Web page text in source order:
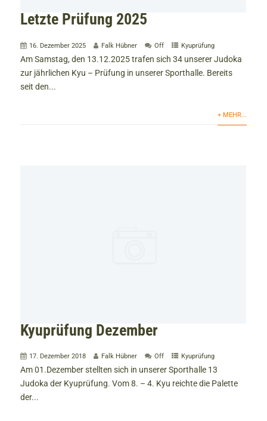
Letzte Prüfung 2025
16. Dezember 2025 Falk Hübner Off Kyuprüfung
Am Samstag, den 13.12.2025 trafen sich 34 unserer Judoka
zur jährlichen Kyu – Prüfung in unserer Sporthalle. Bereits
seit den...
+ MEHR...
Kyuprüfung Dezember
17. Dezember 2018 Falk Hübner Off Kyuprüfung
Am 01.Dezember stellten sich in unserer Sporthalle 13
Judoka der Kyuprüfung. Vom 8. – 4. Kyu reichte die Palette
der...